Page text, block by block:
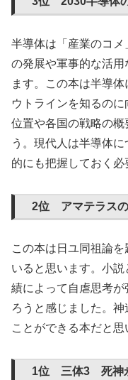
半導体は「産業のコ
の発展や軍事的な活
ます。この本は半導
ウトラインを知るの
位置や各国の戦略の概
う。現代人は半導体
的にも把握しておく必
2位 アマテラス
この本は日ユ同祖論
いると思います。小
績によって自虐思考
ろうと感じました。
ことができる本だと思
1位 三体3 死神